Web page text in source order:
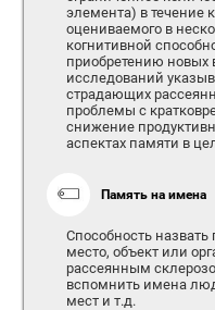
элемента) в течение
оцениваемого в
когнитивной
приобретению новых
исследований
страдающих
проблемы с
снижение
аспектах памяти в
Память на имена
Способность
место, объект или
рассеянным
вспомнить имена
мест и т.д.